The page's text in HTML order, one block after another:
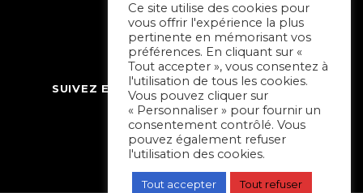
SUIVEZ ET CONTACTEZ SORTIR À NIORT
Ce site utilise des cookies pour
vous offrir l'expérience la plus
pertinente en mémorisant vos
préférences. En cliquant sur «
Tout accepter », vous consentez à
l'utilisation de tous les cookies.
Vous pouvez cliquer sur
« Personnaliser » pour fournir un
consentement contrôlé. Vous
pouvez également refuser
l'utilisation des cookies.
Tout accepter Tout refuser